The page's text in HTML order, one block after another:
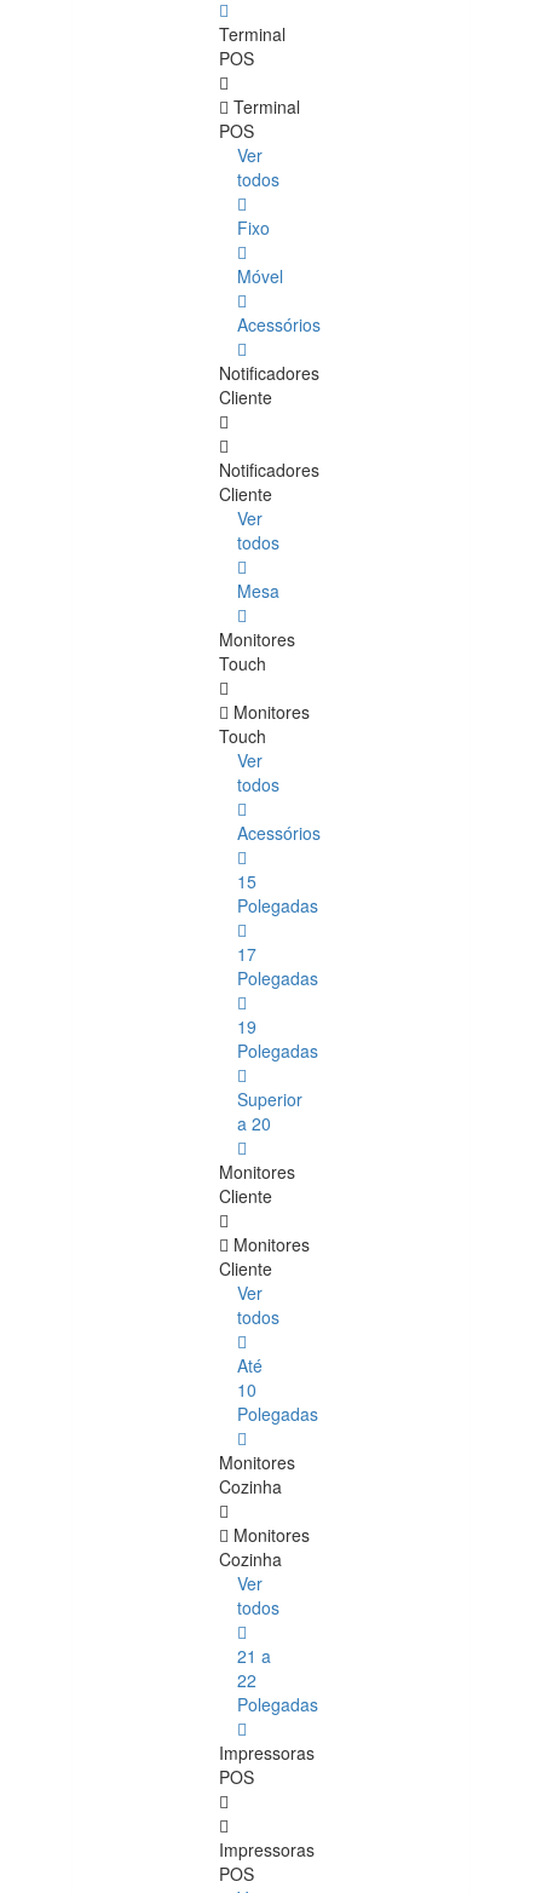
Terminal
POS
Terminal
POS
Ver
todos
Fixo
Móvel
Acessórios
Notificadores
Cliente
Notificadores
Cliente
Ver
todos
Mesa
Monitores
Touch
Monitores
Touch
Ver
todos
Acessórios
15
Polegadas
17
Polegadas
19
Polegadas
Superior
a 20
Monitores
Cliente
Monitores
Cliente
Ver
todos
Até
10
Polegadas
Monitores
Cozinha
Monitores
Cozinha
Ver
todos
21 a
22
Polegadas
Impressoras
POS
Impressoras
POS